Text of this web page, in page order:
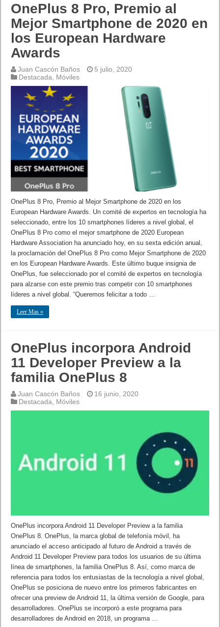
OnePlus 8 Pro, Premio al
Mejor Smartphone de 2020 en
los European Hardware
Awards
Juan Cascón Baños
5 julio, 2020
Destacada
Móviles
OnePlus 8 Pro, Premio al Mejor Smartphone de 2020 en los
European Hardware Awards. Un comité de expertos en tecnología ha
seleccionado, entre los 10 smartphones líderes a nivel global, el
OnePlus 8 Pro como el mejor smartphone de 2020 European
Hardware Association ha anunciado hoy, en su sexta edición anual,
la proclamación del OnePlus 8 Pro como Mejor Smartphone de 2020
en los European Hardware Awards. Este último buque insignia de
OnePlus, fue seleccionado por el comité de expertos en tecnología
para alzarse con este premio tras competir con 10 smartphones
líderes a nivel global. “Queremos felicitar a todo …
Leer Mas »
OnePlus incorpora Android
11 Developer Preview a la
familia OnePlus 8
Juan Cascón Baños
16 junio, 2020
Destacada
Móviles
OnePlus incorpora Android 11 Developer Preview a la familia
OnePlus 8. OnePlus, la marca global de telefonía móvil, ha
anunciado el acceso anticipado al futuro de Android a través de
Android 11 Developer Preview para todos los usuarios de su última
línea de smartphones, la familia OnePlus 8. Así, como marca de
referencia para todos los entusiastas de la tecnología a nivel global,
OnePlus se posiciona de nuevo entre los primeros fabricantes en
ofrecer una preview de Android 11, la última versión de Google, para
desarrolladores. OnePlus se incorporó a este programa para
desarrolladores de Android en 2018, un programa …